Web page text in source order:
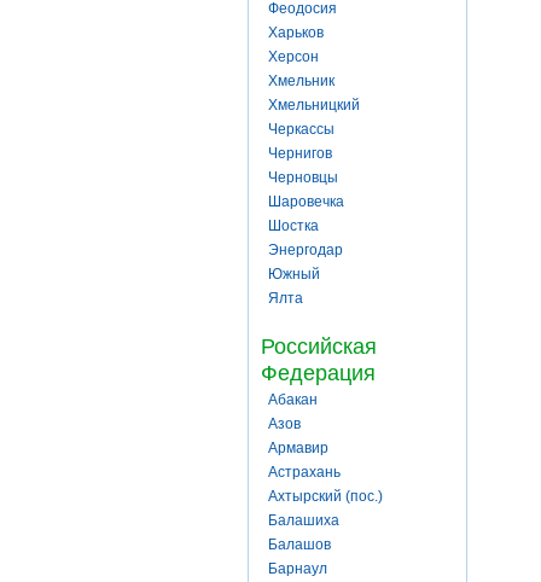
Феодосия
Харьков
Херсон
Хмельник
Хмельницкий
Черкассы
Чернигов
Черновцы
Шаровечка
Шостка
Энергодар
Южный
Ялта
Российская
Федерация
Абакан
Азов
Армавир
Астрахань
Ахтырский (пос.)
Балашиха
Балашов
Барнаул